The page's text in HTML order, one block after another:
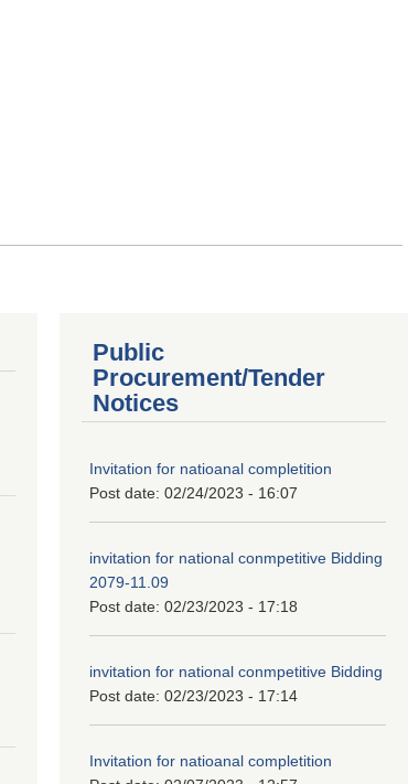
Public
Procurement/Tender
Notices
Invitation for natioanal completition
Post date: 02/24/2023 - 16:07
invitation for national conmpetitive Bidding
2079-11.09
Post date: 02/23/2023 - 17:18
invitation for national conmpetitive Bidding
Post date: 02/23/2023 - 17:14
Invitation for natioanal completition